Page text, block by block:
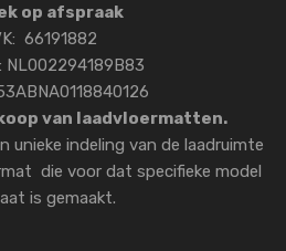
op afspraak
66191882
NL002294189B83
van laadvloermatten.
unieke indeling van de laadruimte
die voor dat specifieke model
is gemaakt.